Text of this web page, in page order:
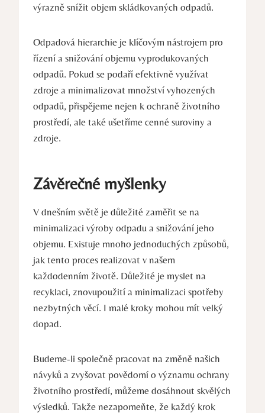
výrazně snížit objem skládkovaných odpadů.
Odpadová hierarchie ⁢je ⁣klíčovým nástrojem‍ pro
⁤řízení a snižování‌ objemu vyprodukovaných
odpadů. ​Pokud se podaří efektivně využívat⁤
zdroje a ​minimalizovat množství ‍vyhozených
odpadů, ​přispějeme nejen​ k ochraně životního
prostředí, ale také‌ ušetříme⁢ cenné suroviny a
zdroje.
Závěrečné‍ myšlenky
V dnešním světě ⁢je důležité ⁤zaměřit se na
minimalizaci výroby‍ odpadu a snižování jeho‌
objemu. ⁢Existuje ​mnoho jednoduchých⁢ způsobů,
jak​ tento proces realizovat v našem
⁢každodenním⁢ životě. Důležité je myslet na
recyklaci, znovupoužití ‌a minimalizaci ‌spotřeby
nezbytných věcí. I malé‌ kroky mohou mít velký
dopad.
Budeme-li společně pracovat ⁣na změně našich
návyků ⁢a zvyšovat​ povědomí⁢ o významu​ ochrany
životního prostředí, můžeme dosáhnout‍ skvělých
výsledků. Takže nezapomeňte,‍ že ⁤každý krok⁣